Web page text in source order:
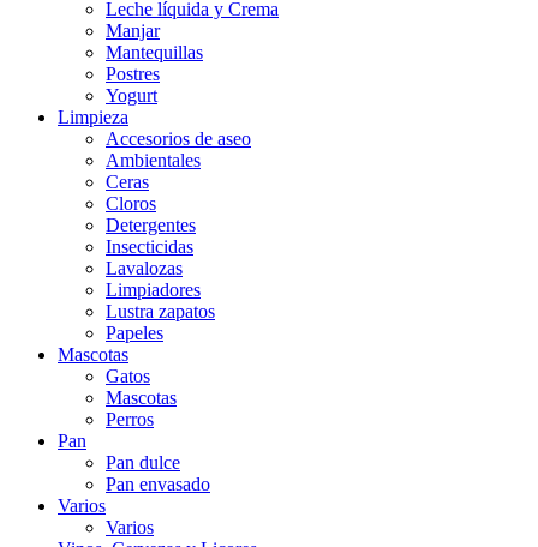
Leche líquida y Crema
Manjar
Mantequillas
Postres
Yogurt
Limpieza
Accesorios de aseo
Ambientales
Ceras
Cloros
Detergentes
Insecticidas
Lavalozas
Limpiadores
Lustra zapatos
Papeles
Mascotas
Gatos
Mascotas
Perros
Pan
Pan dulce
Pan envasado
Varios
Varios